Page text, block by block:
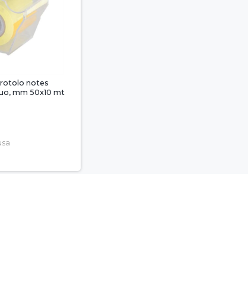
rotolo notes
mm 50x10 mt